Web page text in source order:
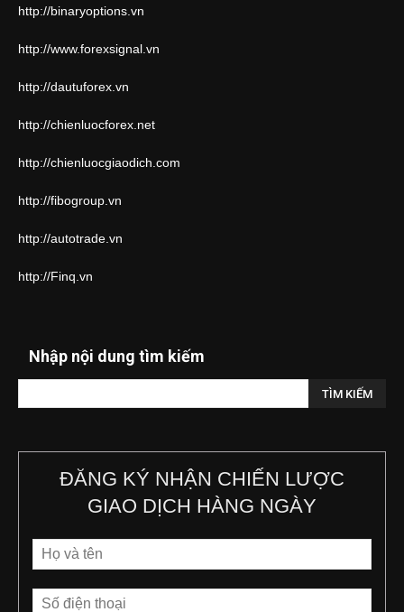
http://binaryoptions.vn
http://www.forexsignal.vn
http://dautuforex.vn
http://chienluocforex.net
http://chienluocgiaodich.com
http://fibogroup.vn
http://autotrade.vn
http://Finq.vn
Nhập nội dung tìm kiếm
ĐĂNG KÝ NHẬN CHIẾN LƯỢC
GIAO DỊCH HÀNG NGÀY